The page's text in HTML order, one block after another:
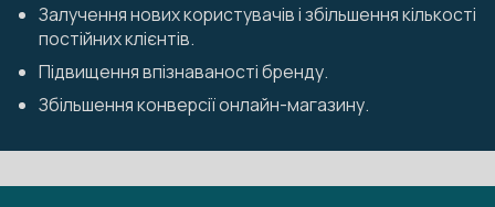
Залучення нових користувачів і збільшення кількості
постійних клієнтів.
Підвищення впізнаваності бренду.
Збільшення конверсії онлайн-магазину.